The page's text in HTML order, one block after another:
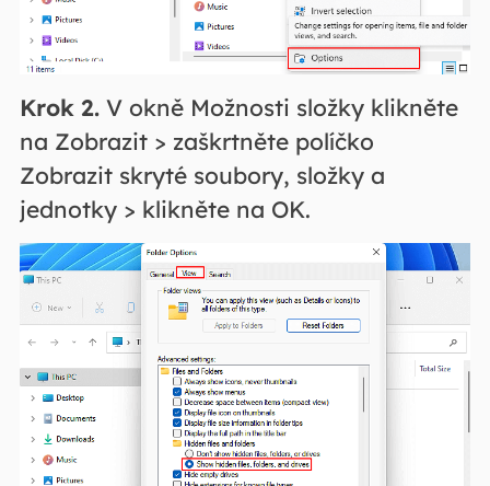
Krok 2.V okně Možnosti složky klikněte
na Zobrazit > zaškrtněte políčko
Zobrazit skryté soubory, složky a
jednotky > klikněte na OK.